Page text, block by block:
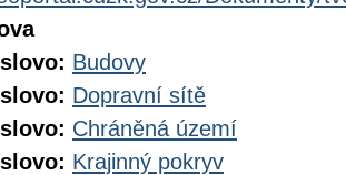
Budovy
Dopravní sítě
Chráněná území
Krajinný pokryv